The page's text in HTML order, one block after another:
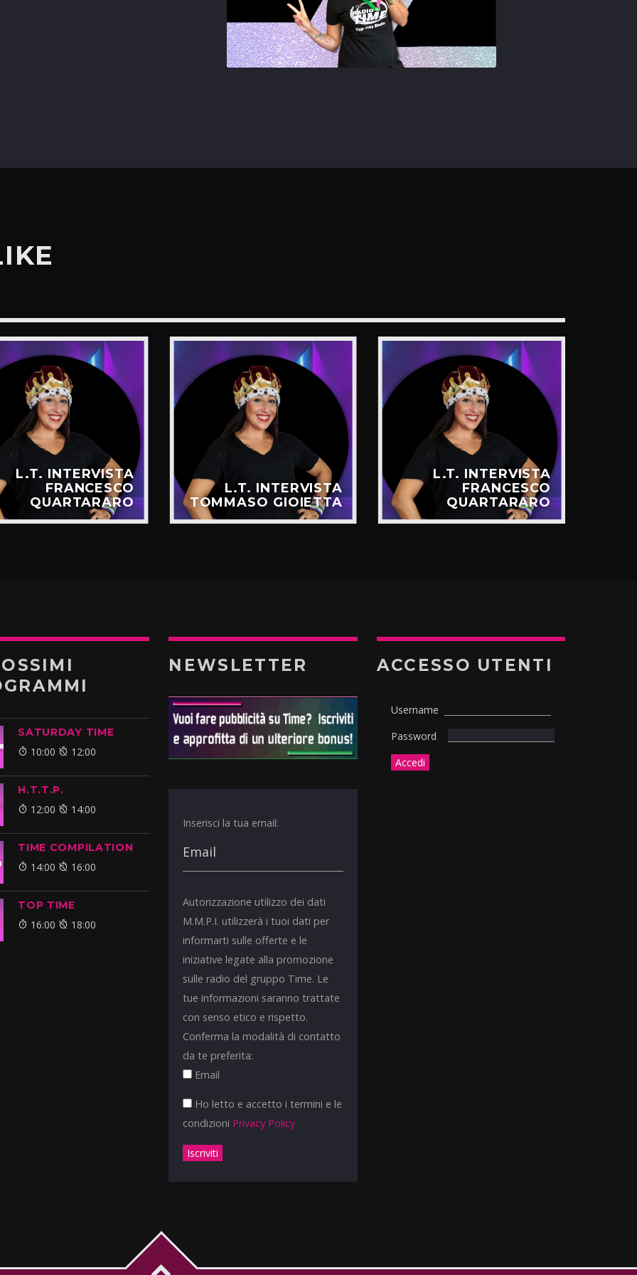
L.T. INTERVISTA
FRANCESCO
QUARTARARO
L.T. INTERVISTA
TOMMASO GIOIETTA
L.T. INTERVISTA
FRANCESCO
QUARTARARO
SATURDAY TIME
10:00 12:00
H.T.T.P.
12:00 14:00
TIME COMPILATION
14:00 16:00
TOP TIME
16:00 18:00
NEWSLETTER
Inserisci la tua email:
Autorizzazione utilizzo dei dati
M.M.P.I. utilizzerà i tuoi dati per
informarti sulle offerte e le
iniziative legate alla promozione
sulle radio del gruppo Time. Le
tue informazioni saranno trattate
con senso etico e rispetto.
Conferma la modalità di contatto
da te preferita:
Email
Ho letto e accetto i termini e le
condizioni Privacy Policy
ACCESSO UTENTI
Username
Password